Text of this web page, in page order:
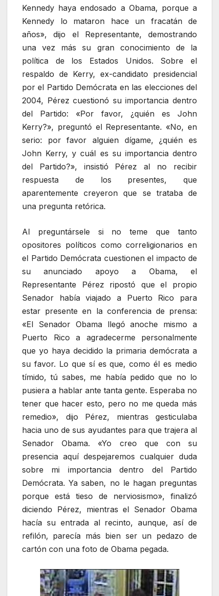
Kennedy haya endosado a Obama, porque a
Kennedy lo mataron hace un fracatán de
años», dijo el Representante, demostrando
una vez más su gran conocimiento de la
política de los Estados Unidos. Sobre el
respaldo de Kerry, ex-candidato presidencial
por el Partido Demócrata en las elecciones del
2004, Pérez cuestionó su importancia dentro
del Partido: «Por favor, ¿quién es John
Kerry?», preguntó el Representante. «No, en
serio: por favor alguien dígame, ¿quién es
John Kerry, y cuál es su importancia dentro
del Partido?», insistió Pérez al no recibir
respuesta de los presentes, que
aparentemente creyeron que se trataba de
una pregunta retórica.
Al preguntársele si no teme que tanto
opositores políticos como correligionarios en
el Partido Demócrata cuestionen el impacto de
su anunciado apoyo a Obama, el
Representante Pérez ripostó que el propio
Senador había viajado a Puerto Rico para
estar presente en la conferencia de prensa:
«El Senador Obama llegó anoche mismo a
Puerto Rico a agradecerme personalmente
que yo haya decidido la primaria demócrata a
su favor. Lo que sí es que, como él es medio
tímido, tú sabes, me había pedido que no lo
pusiera a hablar ante tanta gente. Esperaba no
tener que hacer esto, pero no me queda más
remedio», dijo Pérez, mientras gesticulaba
hacia uno de sus ayudantes para que trajera al
Senador Obama. «Yo creo que con su
presencia aquí despejaremos cualquier duda
sobre mi importancia dentro del Partido
Demócrata. Ya saben, no le hagan preguntas
porque está tieso de nerviosismo», finalizó
diciendo Pérez, mientras el Senador Obama
hacía su entrada al recinto, aunque, así de
refilón, parecía más bien ser un pedazo de
cartón con una foto de Obama pegada.